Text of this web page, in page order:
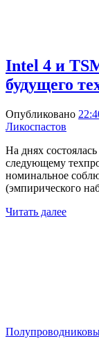
Intel 4 и
будущего
Опубликовано
Ликоспастов
На днях
следующему
номинальное
(эмпирического
Читать далее